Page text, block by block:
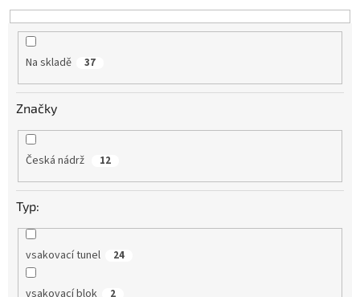
t
ů
Na skladě 37
Značky
Česká nádrž 12
Typ:
vsakovací tunel 24
vsakovací blok 2